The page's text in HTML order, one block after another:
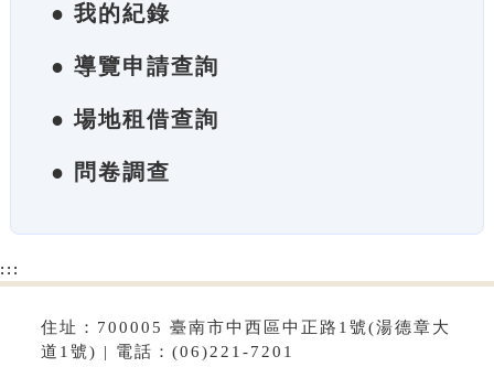
● 我的紀錄
● 導覽申請查詢
● 場地租借查詢
● 問卷調查
:::
住址：700005 臺南市中西區中正路1號(湯德章大
道1號) | 電話：(06)221-7201